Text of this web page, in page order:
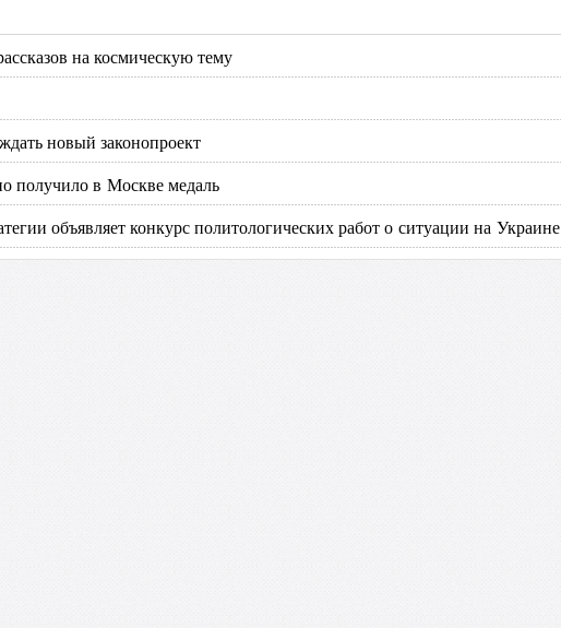
на космическую тему
новый законопроект
получило в Москве медаль
объявляет конкурс политологических работ о ситуации на Украине